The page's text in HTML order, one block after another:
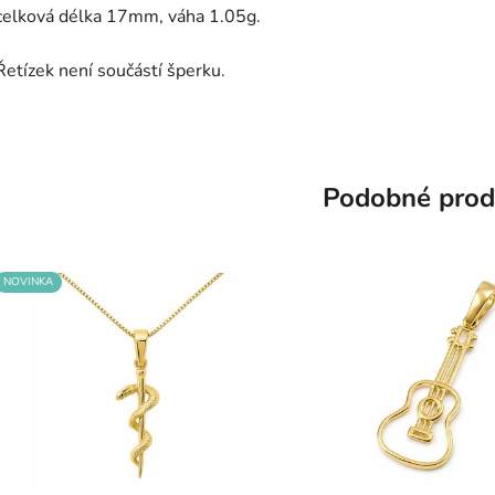
délka 17mm, váha 1.05g.
není součástí šperku.
Podobné
NOVINKA